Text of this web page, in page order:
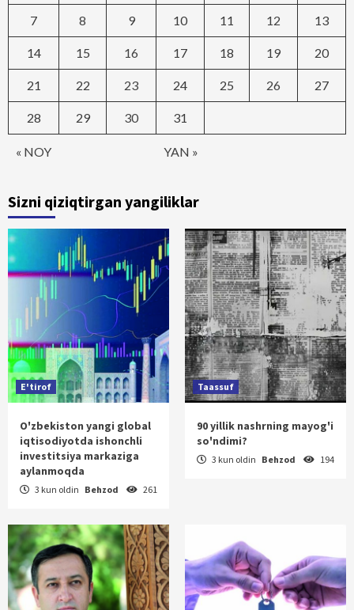
« NOY YAN »
7 8 9 10 11 12 13
14 15 16 17 18 19 20
21 22 23 24 25 26 27
28 29 30 31
Sizni qiziqtirgan yangiliklar
E'tirof
O'zbekiston yangi global
iqtisodiyotda ishonchli
investitsiya markaziga
aylanmoqda
3 kun oldin Behzod 261
Taassuf
90 yillik nashrning mayog'i
so'ndimi?
3 kun oldin Behzod 194